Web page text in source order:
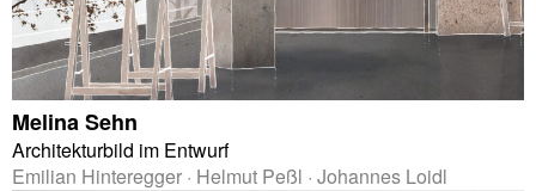
Melina Sehn
Architekturbild im Entwurf
Emilian Hinteregger · Helmut Peßl · Johannes Loidl